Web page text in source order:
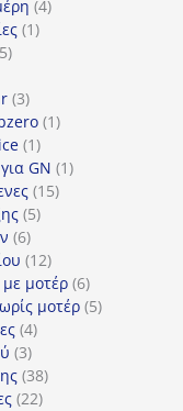
προϊόντα
44
11
5
33
προϊόντα
11
11
προϊόν
GN 11
1515
55
66
προϊόντα
1212
προϊόντα
μοτέρ 66
προϊόντα
μοτέρ 55
44
προϊόντα
33
προϊόντα
3838
προϊόντα
2222